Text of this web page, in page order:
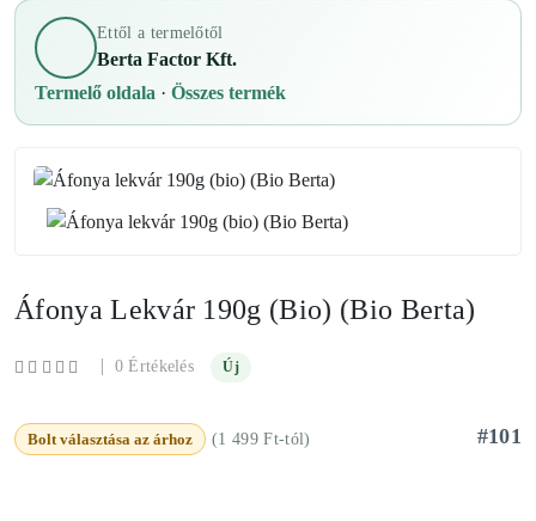
Ettől a termelőtől
Berta Factor Kft.
Termelő oldala · Összes termék
Áfonya Lekvár 190g (bio) (Bio Berta)
| 0 Értékelés Új
Bolt választása az árhoz (1 499 Ft-tól) #101